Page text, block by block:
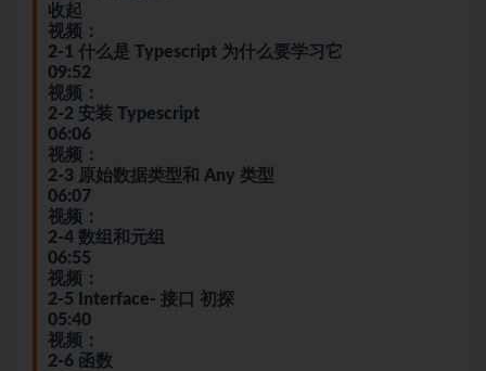
收起
视频：
2-1 什么是 Typescript 为什么要学习它
09:52
视频：
2-2 安装 Typescript
06:06
视频：
2-3 原始数据类型和 Any 类型
06:07
视频：
2-4 数组和元组
06:55
视频：
2-5 Interface- 接口 初探
05:40
视频：
2-6 函数